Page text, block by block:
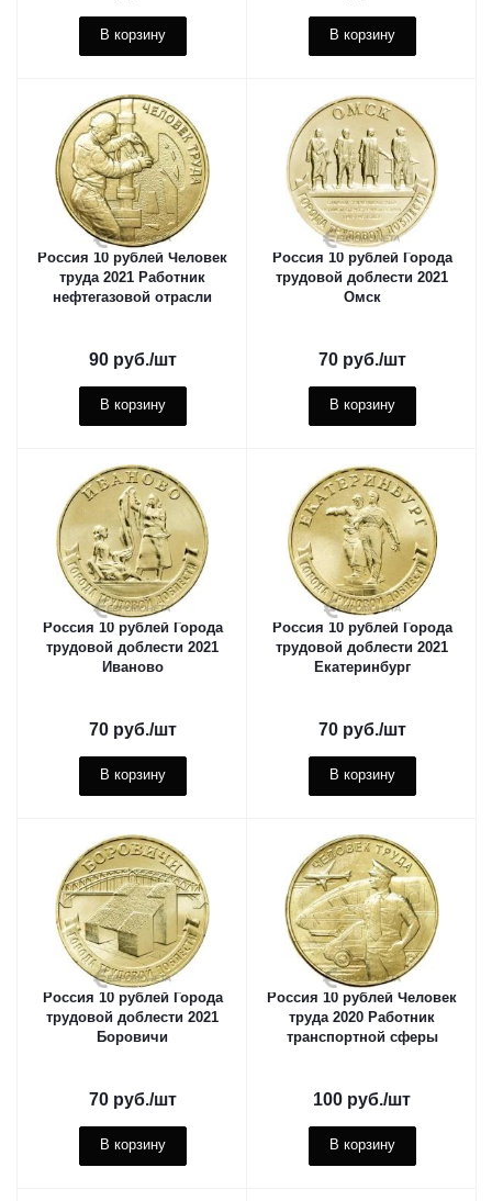
В корзину В корзину
Россия 10 рублей Человек
труда 2021 Работник
нефтегазовой отрасли
90руб./шт
В корзину
Россия 10 рублей Города
трудовой доблести 2021
Омск
70руб./шт
В корзину
Россия 10 рублей Города
трудовой доблести 2021
Иваново
70руб./шт
В корзину
Россия 10 рублей Города
трудовой доблести 2021
Екатеринбург
70руб./шт
В корзину
Россия 10 рублей Города
трудовой доблести 2021
Боровичи
70руб./шт
В корзину
Россия 10 рублей Человек
труда 2020 Работник
транспортной сферы
100 руб./шт
В корзину